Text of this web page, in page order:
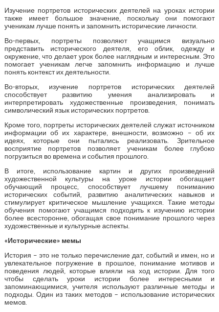
Изучение портретов исторических деятелей на уроках истории
также имеет большое значение, поскольку они помогают
ученикам лучше понять и запомнить исторические личности.
Во-первых, портреты позволяют учащимся визуально
представить исторического деятеля, его облик, одежду и
окружение, что делает урок более наглядным и интересным. Это
помогает ученикам легче запомнить информацию и лучше
понять контекст их деятельности.
Во-вторых, изучение портретов исторических деятелей
способствует развитию умения анализировать и
интерпретировать художественные произведения, понимать
символический язык исторических портретов.
Кроме того, портреты исторических деятелей служат источником
информации об их характере, внешности, возможно – об их
идеях, которые они пытались реализовать. Зрительное
восприятие портретов позволяет ученикам более глубоко
погрузиться во времена и события прошлого.
В итоге, использование картин и других произведений
художественной культуры на уроке истории обогащает
обучающий процесс, способствует лучшему пониманию
исторических событий, развитию аналитических навыков и
стимулирует критическое мышление учащихся. Такие методы
обучения помогают учащимся подходить к изучению истории
более всесторонне, обогащая свое понимание прошлого через
художественные и культурные аспекты.
«Исторические» мемы
История – это не только перечисление дат, событий и имен, но и
увлекательное погружение в прошлое, понимание мотивов и
поведения людей, которые влияли на ход истории. Для того
чтобы сделать уроки истории более интересными и
запоминающимися, учителя используют различные методы и
подходы. Один из таких методов – использование исторических
мемов.